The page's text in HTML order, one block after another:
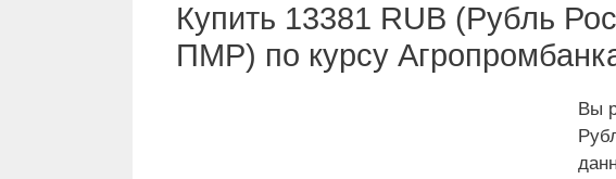
Купить 13381 RUB (Рубль
ПМР) по курсу
Вы